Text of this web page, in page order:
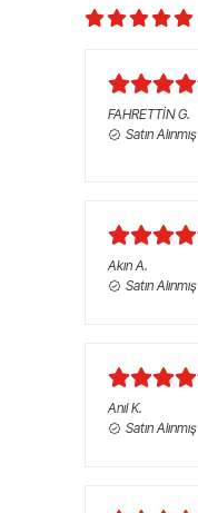
FAHRETTİN G.
Satın Alınmış
Akın A.
Satın Alınmış
Anıl K.
Satın Alınmış